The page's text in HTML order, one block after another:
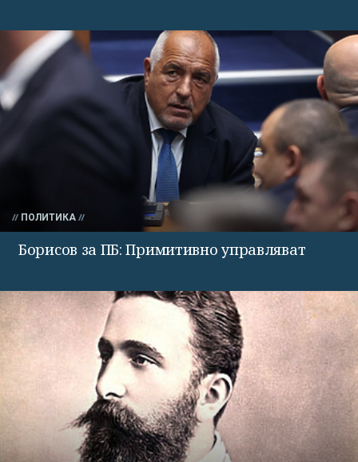
ПОЛИТИКА
Борисов за ПБ: Примитивно управляват